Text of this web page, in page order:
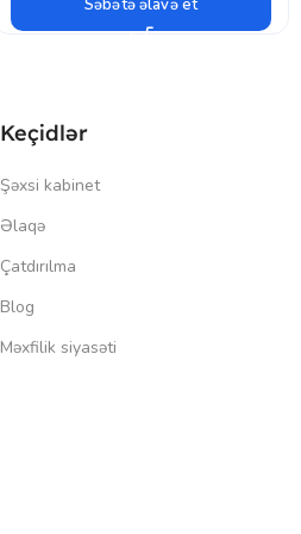
Səbətə əlavə et
Keçidlər
Şəxsi kabinet
Əlaqə
Çatdırılma
Blog
Məxfilik siyasəti